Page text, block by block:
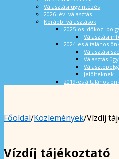
Választási ügyintézés
2026. évi választás
Korábbi választások
2025-ös időközi
Választási
2024-es általános
Választási
Választás
Jelölteknek
2019-es általános
Főoldal/Közlemények/Vízdíj
Vízdíj tájékoztató